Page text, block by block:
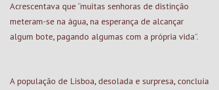
Acrescentava que “muitas senhoras de distinção
meteram-se na água, na esperança de alcançar
algum bote, pagando algumas com a própria vida”.
A população de Lisboa, desolada e surpresa, concluía